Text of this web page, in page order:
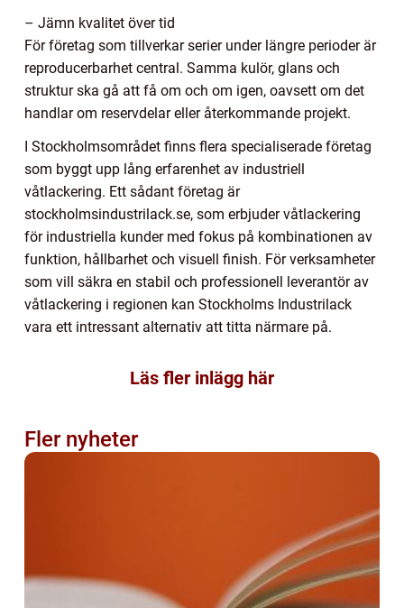
– Jämn kvalitet över tid
För företag som tillverkar serier under längre perioder är
reproducerbarhet central. Samma kulör, glans och
struktur ska gå att få om och om igen, oavsett om det
handlar om reservdelar eller återkommande projekt.
I Stockholmsområdet finns flera specialiserade företag
som byggt upp lång erfarenhet av industriell
våtlackering. Ett sådant företag är
stockholmsindustrilack.se, som erbjuder våtlackering
för industriella kunder med fokus på kombinationen av
funktion, hållbarhet och visuell finish. För verksamheter
som vill säkra en stabil och professionell leverantör av
våtlackering i regionen kan Stockholms Industrilack
vara ett intressant alternativ att titta närmare på.
Läs fler inlägg här
Fler nyheter